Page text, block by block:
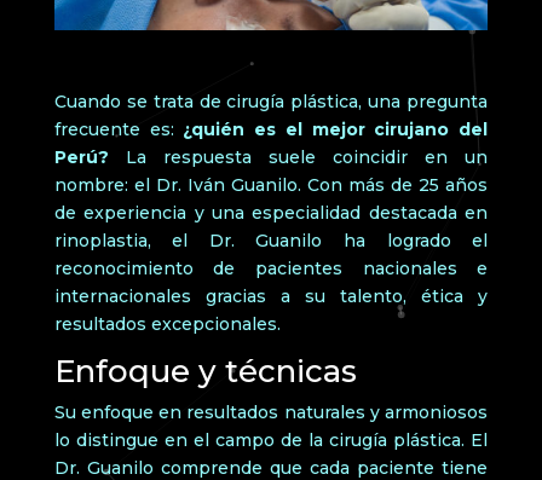
Cuando se trata de cirugía plástica, una pregunta
frecuente es: ¿quién es el mejor cirujano del
Perú? La respuesta suele coincidir en un
nombre: el Dr. Iván Guanilo. Con más de 25 años
de experiencia y una especialidad destacada en
rinoplastia, el Dr. Guanilo ha logrado el
reconocimiento de pacientes nacionales e
internacionales gracias a su talento, ética y
resultados excepcionales.
Enfoque y técnicas
Su enfoque en resultados naturales y armoniosos
lo distingue en el campo de la cirugía plástica. El
Dr. Guanilo comprende que cada paciente tiene